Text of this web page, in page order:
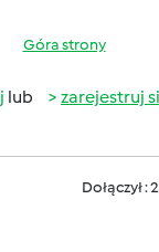
Góra strony
lub zarejestruj
Dołączył :